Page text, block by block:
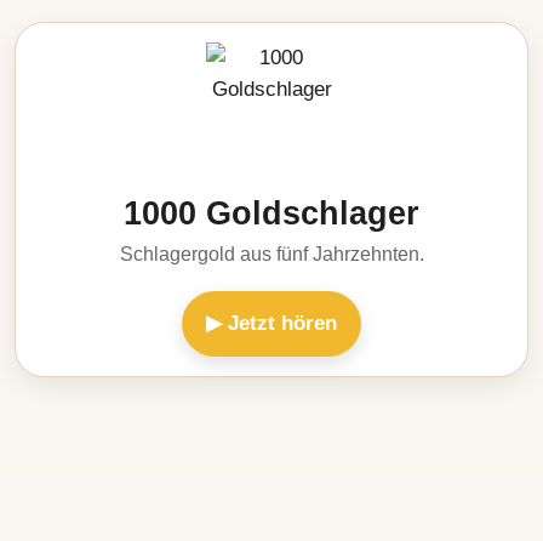
1000 Goldschlager
Schlagergold aus fünf Jahrzehnten.
▶ Jetzt hören